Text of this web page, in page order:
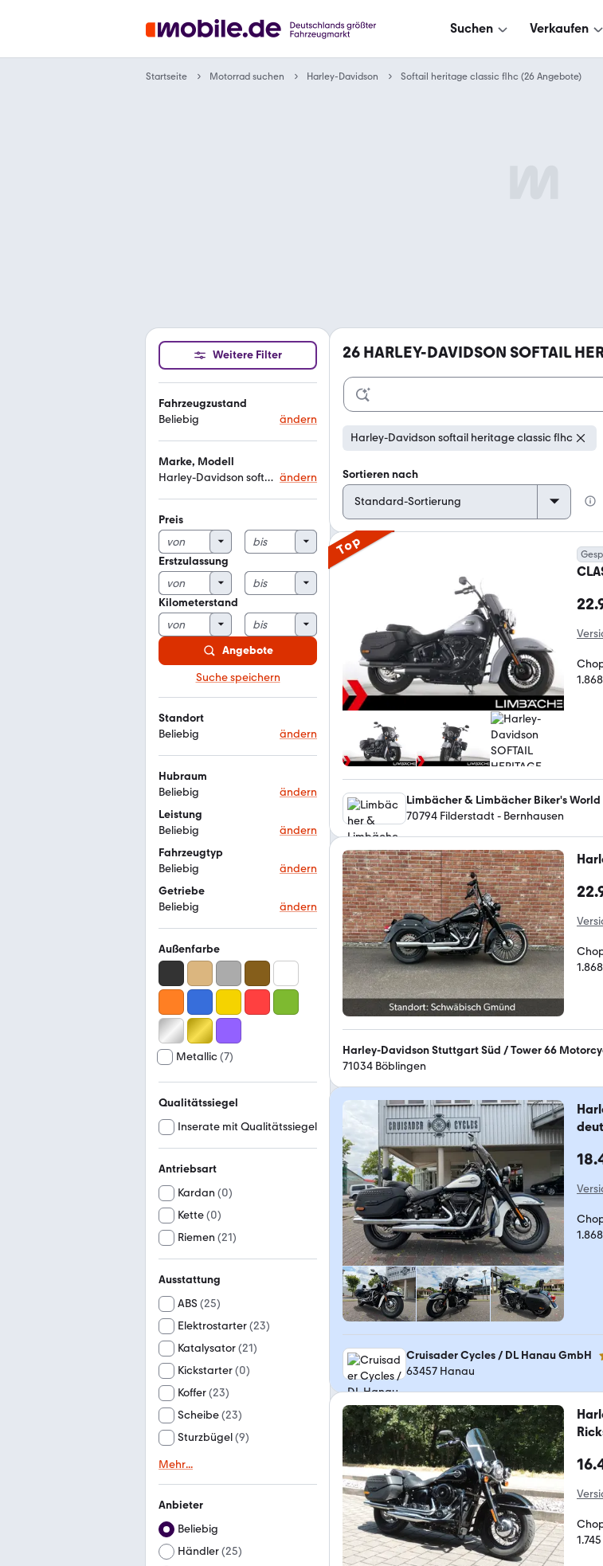
Suchen Verkaufen
Startseite Motorrad suchen Harley-Davidson Softail heritage classic flhc (26 Angebote)
Weitere Filter
Fahrzeugzustand
Beliebig
ändern
Marke, Modell
Harley-Davidson softail heritage classic flhc ändern
Preis
Erstzulassung
Kilometerstand
Angebote
Suche speichern
Standort
Beliebig
ändern
Hubraum
Beliebig
ändern
Leistung
Beliebig
ändern
Fahrzeugtyp
Beliebig
ändern
Getriebe
Beliebig
ändern
Außenfarbe
Metallic(7)
Qualitätssiegel
Inserate mit Qualitätssiegel
Antriebsart
Kardan (0)
Kette(0)
Riemen (21)
Ausstattung
ABS (25)
Elektrostarter(23)
Katalysator(21)
Kickstarter(0)
Koffer(23)
Scheibe(23)
Sturzbügel(9)
Mehr...
Anbieter
Beliebig
Händler(25)
26 HARLEY-DAVIDSON SOFTAIL
Harley-Davidson softail heritage classic flhc
Sortieren nach
Top
Limbächer & Limbächer Biker's World
70794 Filderstadt - Bernhausen
71034 Böblingen
Cruisader Cycles / DL Hanau GmbH
63457 Hanau